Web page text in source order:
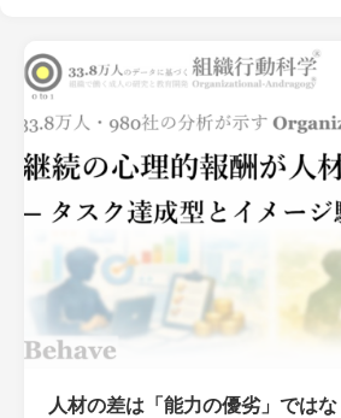
人材の差は「能力の優劣」では